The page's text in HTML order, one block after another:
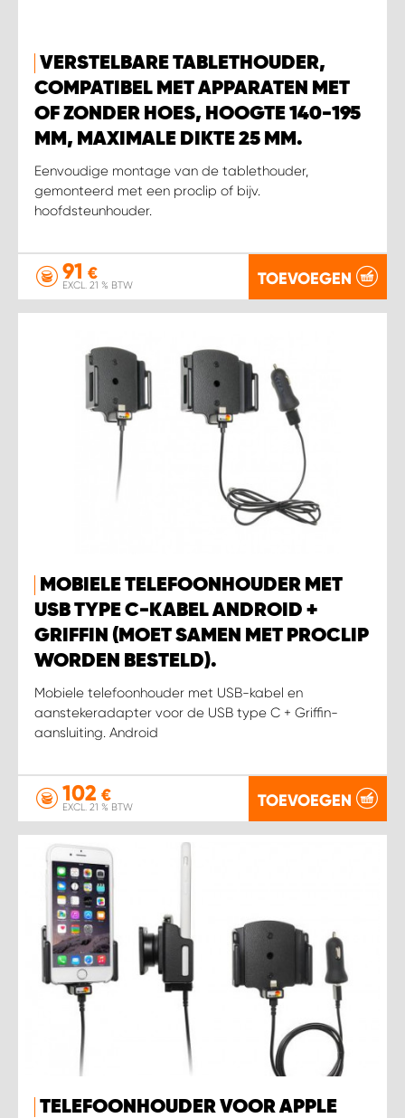
VERSTELBARE TABLETHOUDER,
COMPATIBEL MET APPARATEN MET
OF ZONDER HOES, HOOGTE 140-195
MM, MAXIMALE DIKTE 25 MM.
Eenvoudige montage van de tablethouder,
gemonteerd met een proclip of bijv.
hoofdsteunhouder.
91 €
EXCL. 21 % BTW TOEVOEGEN
MOBIELE TELEFOONHOUDER MET
USB TYPE C-KABEL ANDROID +
GRIFFIN (MOET SAMEN MET PROCLIP
WORDEN BESTELD).
Mobiele telefoonhouder met USB-kabel en
aanstekeradapter voor de USB type C + Griffin-
aansluiting. Android
102 €
EXCL. 21 % BTW TOEVOEGEN
TELEFOONHOUDER VOOR APPLE
WORK SYSTEM ZIERIKZEE
WORK SYSTEM ZWARTEBROEK